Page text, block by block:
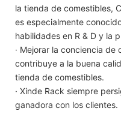
la tienda de comestibles,
es especialmente
habilidades en R & D y la
· Mejorar la conciencia
contribuye a la buena
tienda de comestibles.
· Xinde Rack siempre
ganadora con los clientes.